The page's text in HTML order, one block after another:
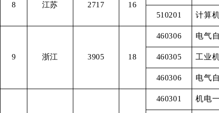
8 江苏 2717 16
510201 计算
9 浙江 3905 18
460306 电气
460305 工业
460306 电气
460301 机电